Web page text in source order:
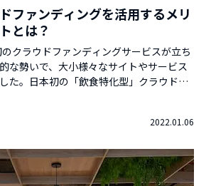
ファンディングを活用するメリ
とは？
クラウドファンディングサービスが立ち
な勢いで、大小様々なサイトやサービス
た。日本初の「飲食特化型」クラウドフ
kitchenStarter（キッチンスタータ
るサービスとして、Makuake（マクア
（キャンプファイヤー） Readyfor（レディ
2022.01.06